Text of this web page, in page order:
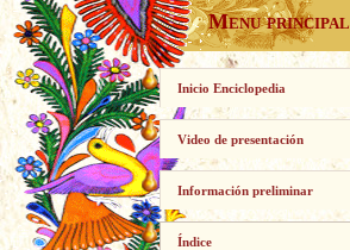
Menu principal
Inicio Enciclopedia
Video de presentación
Información preliminar
Índice